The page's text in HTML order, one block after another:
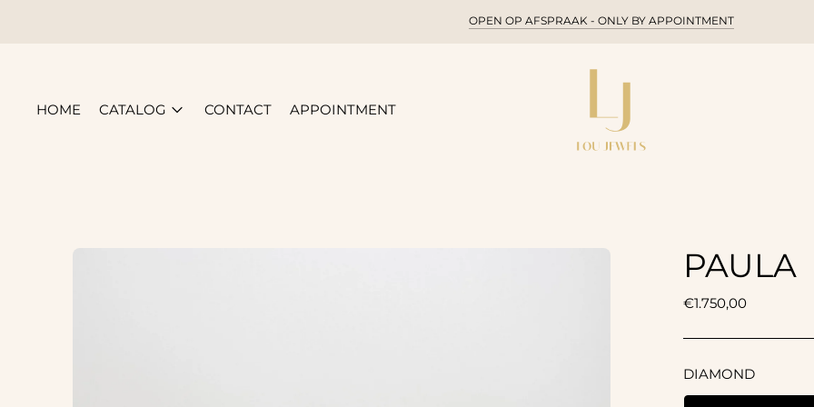
SUMMER HOLIDAY 🌞 2/08 - 2/09
OPEN OP AFSPRAAK - ONLY BY APPOINTMENT
HOME CATALOG CONTACT APPOINTMENT
PAULA
€1.750,00
Prijs
DIAMOND